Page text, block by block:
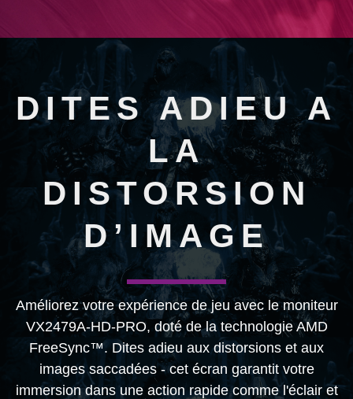
DITES ADIEU A
LA
DISTORSION
D’IMAGE
Améliorez votre expérience de jeu avec le moniteur
VX2479A-HD-PRO, doté de la technologie AMD
FreeSync™. Dites adieu aux distorsions et aux
images saccadées - cet écran garantit votre
immersion dans une action rapide comme l'éclair et